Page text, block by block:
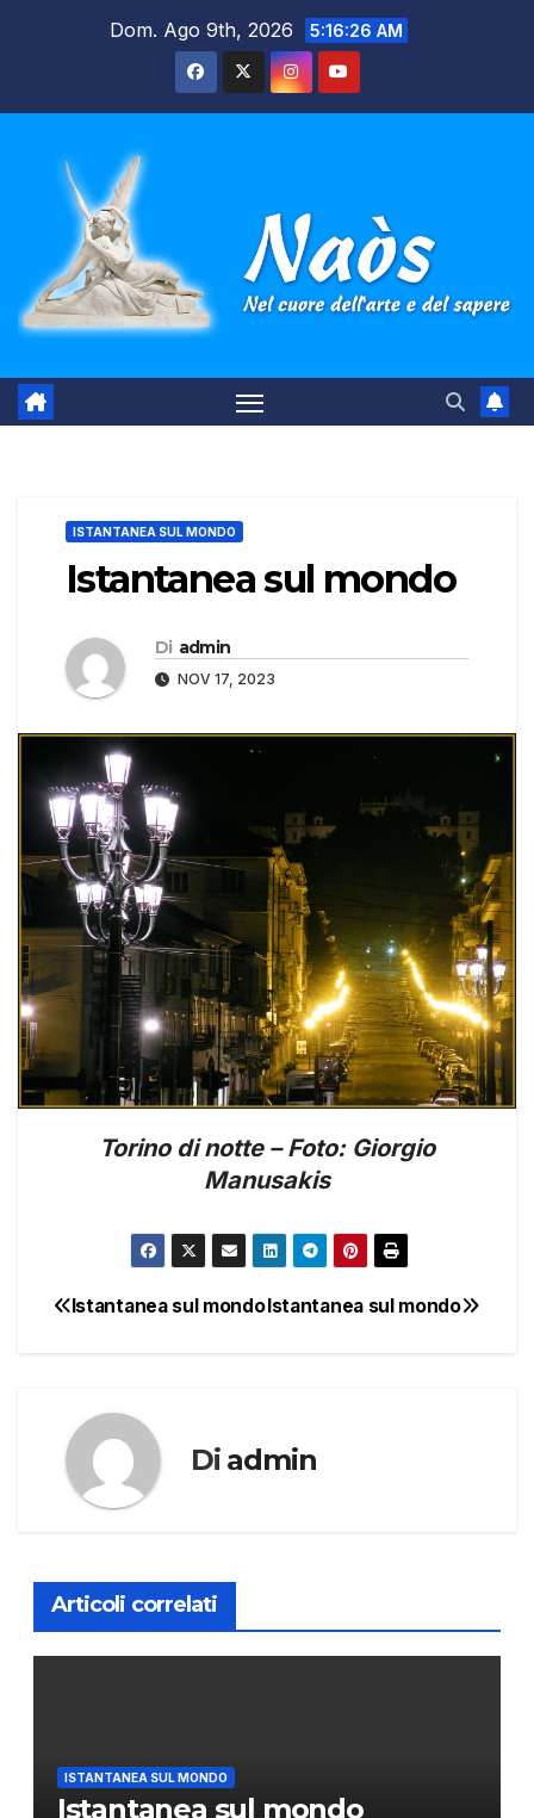
Dom. Ago 9th, 2026 5:16:26 AM
ISTANTANEA SUL MONDO
Istantanea sul mondo
Di admin
NOV 17, 2023
Torino di notte – Foto: Giorgio
Manusakis
NavigazioneIstantanea sul mondo
Istantanea sul mondo
Di admin
Articoli correlati
ISTANTANEA SUL MONDO
Istantanea sul mondo